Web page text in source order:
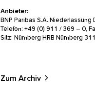
Anbieter:
BNP Paribas S.A.
Telefon: +49 (0) 911 / 369 – 0,
Sitz: Nürnberg HRB Nürnberg
Zum Archiv